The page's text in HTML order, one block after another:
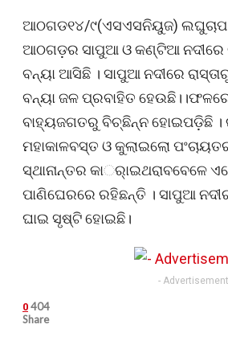
ଆଠଗଡ୧୪/୯(ଏସଏସନିୟୁଜ) ଲଘୁଚାପ
ଆଠଗଡ଼ର ସାପୁଆ ଓ କଣ୍ଟିଆ ନଦୀରେ
ବନ୍ୟା ଆସିଛି । ସାପୁଆ ନଦୀରେ
ବନ୍ୟା ଜଳ ପ୍ରବାହିତ
ବାହ୍ୟଜଗତରୁ ବିଚ୍ଛିନ୍ନ ହୋଇପଡ଼ିଛି
ମହାକାଳବସ୍ତ ଓ କୁଲାଇଲୋ
ସ୍ଥାନାନ୍ତର କାର୍‌ାଇଥରାବବେଳେ
ପାଣିଘେରରେ ରହିଛନ୍ତି । ସାପୁଆ
ଘାଇ ସୃଷ୍ଟି ହୋଇଛି।
-
0 404
Share